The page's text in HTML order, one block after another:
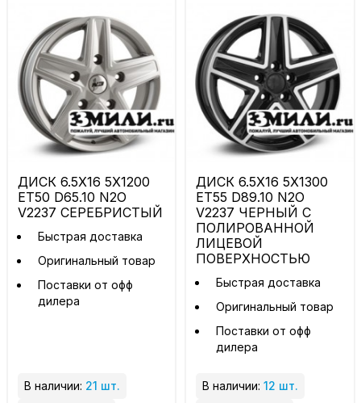
ДИСК 6.5X16 5X1200
ET50 D65.10 N2O
V2237 СЕРЕБРИСТЫЙ
Быстрая доставка
Оригинальный товар
Поставки от офф
дилера
В наличии: 21 шт.
ДИСК 6.5X16 5X1300
ET55 D89.10 N2O
V2237 ЧЕРНЫЙ С
ПОЛИРОВАННОЙ
ЛИЦЕВОЙ
ПОВЕРХНОСТЬЮ
Быстрая доставка
Оригинальный товар
Поставки от офф
дилера
В наличии: 12 шт.